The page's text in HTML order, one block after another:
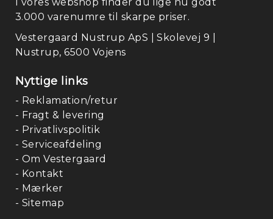
3.000 varenumre til skarpe priser.
Vestergaard Nustrup ApS | Skolevej 9 |
Nustrup, 6500 Vojens
Nyttige links
- Reklamation/retur
- Fragt & levering
- Privatlivspolitik
- Serviceafdeling
- Om Vestergaard
- Kontakt
- Mærker
- Sitemap